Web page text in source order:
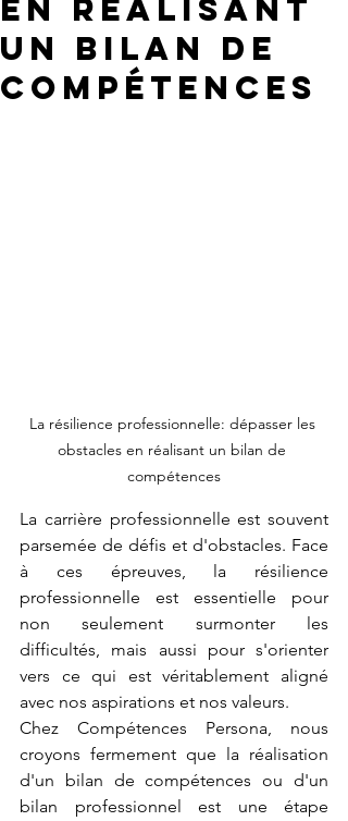
en réalisant
un bilan de
compétences
La résilience professionnelle: dépasser les
obstacles en réalisant un bilan de
compétences
La carrière professionnelle est souvent
parsemée de défis et d'obstacles. Face
à ces épreuves, la résilience
professionnelle est essentielle pour
non seulement surmonter les
difficultés, mais aussi pour s'orienter
vers ce qui est véritablement aligné
avec nos aspirations et nos valeurs.
Chez Compétences Persona, nous
croyons fermement que la réalisation
d'un bilan de compétences ou d'un
bilan professionnel est une étape